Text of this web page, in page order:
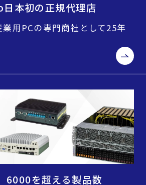
本初の正規代理店
用PCの専門商社として25年
6000を超える製品数